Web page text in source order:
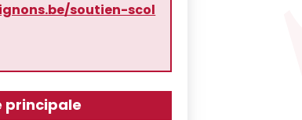
soutien-scol
principale